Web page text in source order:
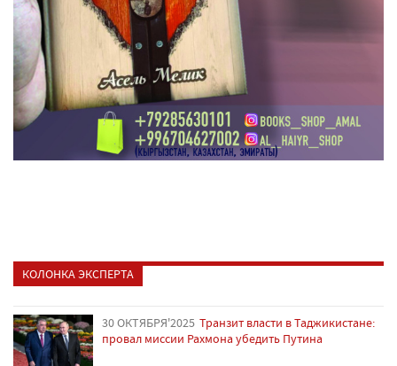
КОЛОНКА ЭКСПЕРТА
30 ОКТЯБРЯ'2025 Транзит власти в Таджикистане:
провал миссии Рахмона убедить Путина